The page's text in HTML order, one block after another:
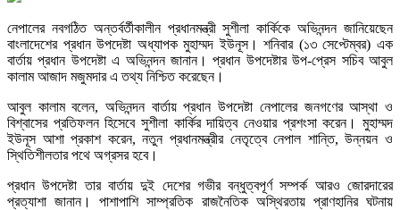
নেপালের নবগঠিত অন্তর্বর্তীকালীন প্রধানমন্ত্রী সুশীলা কার্কিকে অভিনন্দন জানিয়েছেন
বাংলাদেশের প্রধান উপদেষ্টা অধ্যাপক মুহাম্মদ ইউনূস। শনিবার (১৩ সেপ্টেম্বর) এক
বার্তায় প্রধান উপদেষ্টা এ অভিনন্দন জানান। প্রধান উপদেষ্টার উপ-প্রেস সচিব আবুল
কালাম আজাদ মজুমদার এ তথ্য নিশ্চিত করেছেন।
আবুল কালাম বলেন, অভিনন্দন বার্তায় প্রধান উপদেষ্টা নেপালের জনগণের আস্থা ও
বিশ্বাসের প্রতিফলন হিসেবে সুশীলা কার্কির দায়িত্ব নেওয়ার প্রশংসা করেন। মুহাম্মদ
ইউনূস আশা প্রকাশ করেন, নতুন প্রধানমন্ত্রীর নেতৃত্বে নেপাল শান্তি, উন্নয়ন ও
স্থিতিশীলতার পথে অগ্রসর হবে।
প্রধান উপদেষ্টা তার বার্তায় দুই দেশের গভীর বন্ধুত্বপূর্ণ সম্পর্ক আরও জোরদারের
প্রত্যাশা জানান। পাশাপাশি সাম্প্রতিক রাজনৈতিক অস্থিরতায় প্রাণহানির ঘটনায়